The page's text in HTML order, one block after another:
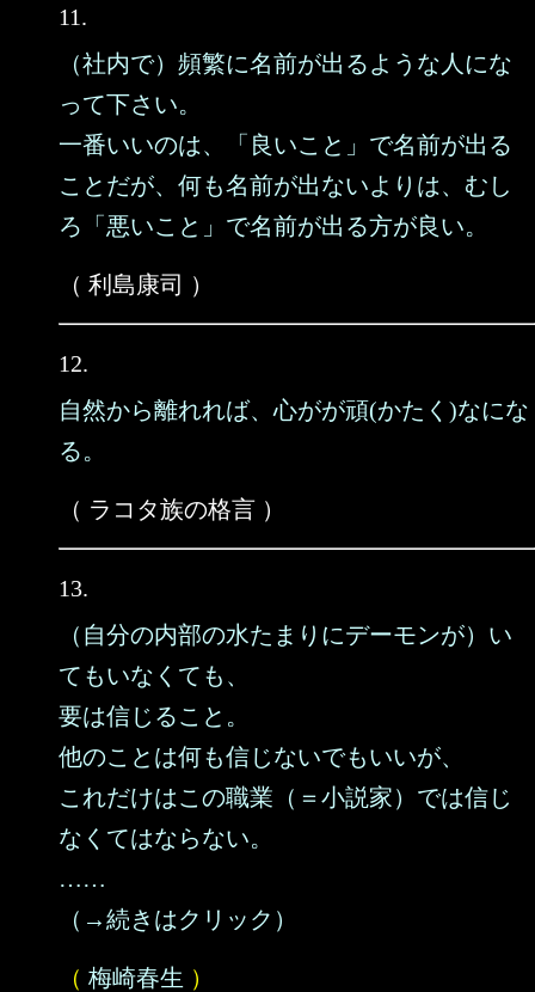
11.
（社内で）頻繁に名前が出るような人にな
って下さい。
一番いいのは、「良いこと」で名前が出る
ことだが、何も名前が出ないよりは、むし
ろ「悪いこと」で名前が出る方が良い。
（ 利島康司 ）
12.
自然から離れれば、心がが頑(かたく)なにな
る。
（ ラコタ族の格言 ）
13.
（自分の内部の水たまりにデーモンが）い
てもいなくても、
要は信じること。
他のことは何も信じないでもいいが、
これだけはこの職業（＝小説家）では信じ
なくてはならない。
……
（→続きはクリック）
（ 梅崎春生 ）